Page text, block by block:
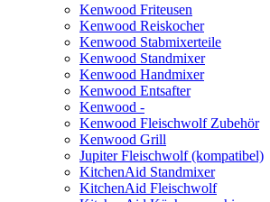
Kenwood Friteusen
Kenwood Reiskocher
Kenwood Stabmixerteile
Kenwood Standmixer
Kenwood Handmixer
Kenwood Entsafter
Kenwood -
Kenwood Fleischwolf Zubehör
Kenwood Grill
Jupiter Fleischwolf (kompatibel)
KitchenAid Standmixer
KitchenAid Fleischwolf